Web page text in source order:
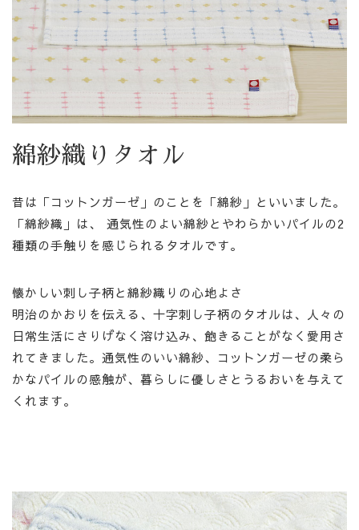
綿紗織りタオル
昔は「コットンガーゼ」のことを「綿紗」といいました。
「綿紗織」は、 通気性のよい綿紗とやわらかいパイルの2
種類の手触りを感じられるタオルです。
懐かしい刺し子柄と綿紗織りの心地よさ
明治のかおりを伝える、十字刺し子柄のタオルは、人々の
日常生活にさりげなく溶け込み、飽きることがなく愛用さ
れてきました。通気性のいい綿紗、コットンガーゼの柔ら
かなパイルの感触が、暮らしに優しさとうるおいを与えて
くれます。